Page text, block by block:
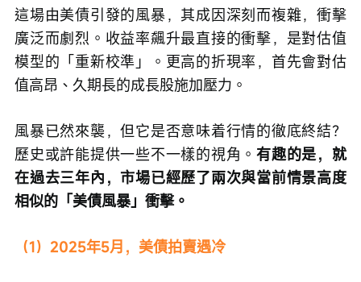
這場由美債引發的風暴，其成因深刻而複雜，衝擊
廣泛而劇烈。收益率飆升最直接的衝擊，是對估值
模型的「重新校準」。更高的折現率，首先會對估
值高昂、久期長的成長股施加壓力。
風暴已然來襲，但它是否意味着行情的徹底終結？
歷史或許能提供一些不一樣的視角。有趣的是，就
在過去三年內，市場已經歷了兩次與當前情景高度
相似的「美債風暴」衝擊。
（1）2025年5月，美債拍賣遇冷